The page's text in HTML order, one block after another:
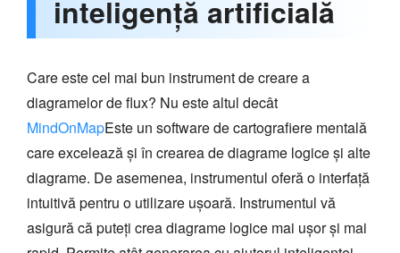
inteligență artificială
Care este cel mai bun instrument de creare a
diagramelor de flux? Nu este altul decât
MindOnMapEste un software de cartografiere mentală
care excelează și în crearea de diagrame logice și alte
diagrame. De asemenea, instrumentul oferă o interfață
intuitivă pentru o utilizare ușoară. Instrumentul vă
asigură că puteți crea diagrame logice mai ușor și mai